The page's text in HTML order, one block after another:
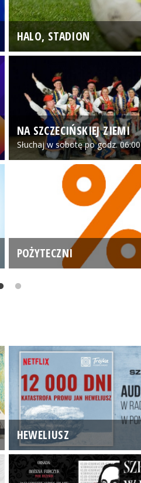
HALO, STADION
NA SZCZECIŃSKIEJ ZIEMI
Słuchaj w sobotę po godz. 06:00
POŻYTECZNI
HEWELIUSZ